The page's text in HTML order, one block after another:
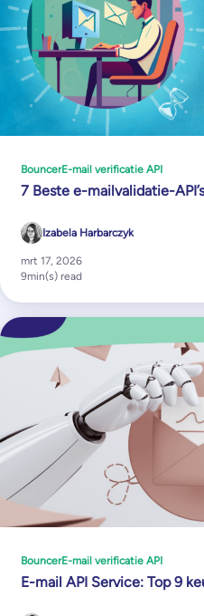
BouncerE-mail verificatie API
7 Beste e-mailvalidatie-
Izabela Harbarczyk
mrt 17, 2026
9min(s) read
BouncerE-mail verificatie API
E-mail API Service: Top 9